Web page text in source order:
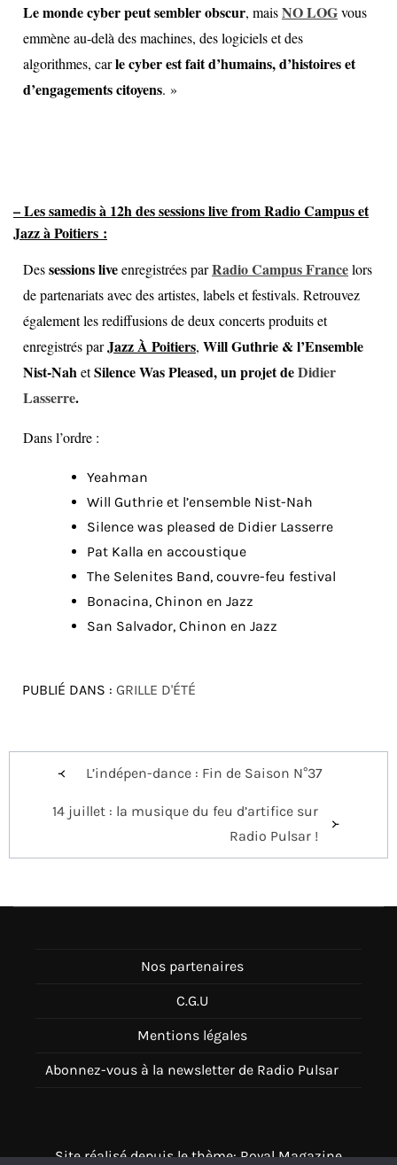
Le monde cyber peut sembler obscur, maisNO LOGvous
emmène au-delà des machines, des logiciels et des
algorithmes, carle cyber est fait d’humains, d’histoires et
d’engagements citoyens. »
– Les samedis à 12h des sessions live from Radio Campus et
Jazz à Poitiers :
Dessessions liveenregistrées parRadio Campus Francelors
de partenariats avec des artistes, labels et festivals. Retrouvez
également les rediffusions de deux concerts produits et
enregistrés parJazz À Poitiers, Will Guthrie & l’Ensemble
Nist-NahetSilence Was Pleased, un projet deDidier
Lasserre.
Dans l’ordre :
Yeahman
Will Guthrie et l’ensemble Nist-Nah
Silence was pleased de Didier Lasserre
Pat Kalla en accoustique
The Selenites Band, couvre-feu festival
Bonacina, Chinon en Jazz
San Salvador, Chinon en Jazz
PUBLIÉ DANS : GRILLE D'ÉTÉ
Navigation
l’article
L’indépen-dance : Fin de Saison N°37
14 juillet : la musique du feu d’artifice sur
Radio Pulsar !
Nos partenaires
C.G.U
Mentions légales
Abonnez-vous à la newsletter de Radio Pulsar
Site réalisé depuis le thème: Royal Magazine